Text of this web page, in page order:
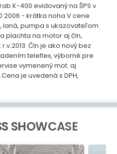
K-400 evidovaný na ŠPS v
2006 - krátka noha.V cene
pumpa s ukazovateľom
plachta na motor aj čln,
Čln je ako nový bez
teleflex, výborné pre
vymenený mot. aj
je uvedená s DPH,
SHOWCASE